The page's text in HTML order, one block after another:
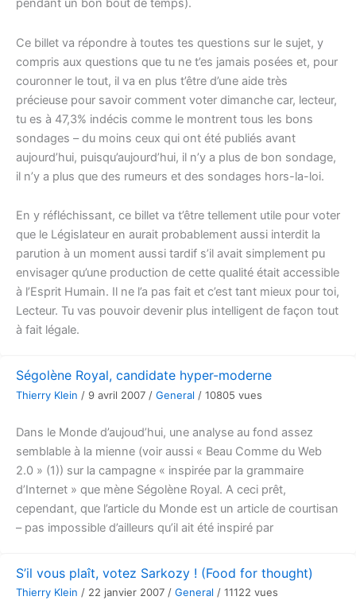
pendant un bon bout de temps).
Ce billet va répondre à toutes tes questions sur le sujet, y
compris aux questions que tu ne t’es jamais posées et, pour
couronner le tout, il va en plus t’être d’une aide très
précieuse pour savoir comment voter dimanche car, lecteur,
tu es à 47,3% indécis comme le montrent tous les bons
sondages – du moins ceux qui ont été publiés avant
aujourd’hui, puisqu’aujourd’hui, il n’y a plus de bon sondage,
il n’y a plus que des rumeurs et des sondages hors-la-loi.
En y réfléchissant, ce billet va t’être tellement utile pour voter
que le Législateur en aurait probablement aussi interdit la
parution à un moment aussi tardif s’il avait simplement pu
envisager qu’une production de cette qualité était accessible
à l’Esprit Humain. Il ne l’a pas fait et c’est tant mieux pour toi,
Lecteur. Tu vas pouvoir devenir plus intelligent de façon tout
à fait légale.
Ségolène Royal, candidate hyper-moderne
Thierry Klein / 9 avril 2007 / General / 10805 vues
Dans le Monde d’aujoud’hui, une analyse au fond assez
semblable à la mienne (voir aussi « Beau Comme du Web
2.0 » (1)) sur la campagne « inspirée par la grammaire
d’Internet » que mène Ségolène Royal. A ceci prêt,
cependant, que l’article du Monde est un article de courtisan
– pas impossible d’ailleurs qu’il ait été inspiré par
S’il vous plaît, votez Sarkozy ! (Food for thought)
Thierry Klein / 22 janvier 2007 / General / 11122 vues